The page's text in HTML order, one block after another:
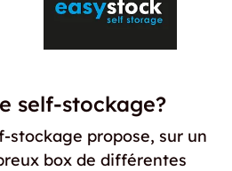
self-stockage?
stockage propose, sur un
box de différentes